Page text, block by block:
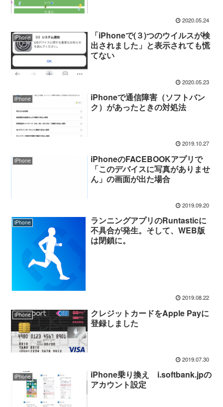
2020.05.24
iPhone
「iPhoneで(３)つのウイルスが検
出されました」と表示されても慌
てない
2020.05.23
iPhone
iPhoneで通信障害（ソフトバン
ク）があったときの対処法
2019.10.27
iPhone
iPhoneのFACEBOOKアプリで
「このデバイスに写真がありませ
ん」の画面が出た場合
2019.09.20
iPhone
ランニングアプリのRuntasticに
不具合が発生。そして、WEB版
は閉鎖に。
2019.08.22
iPhone
クレジットカードをApple Payに
登録しました
2019.07.30
iPhone
iPhone乗り換え i.softbank.jpの
アカウント設定